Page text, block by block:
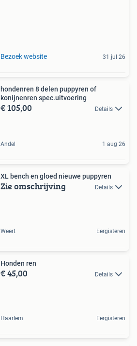
Bezoek website 31 jul 26
hondenren 8 delen puppyren of
konijnenren spec.uitvoering
€ 105,00 Details
Andel 1 aug 26
XL bench en gloed nieuwe puppyren
Zie omschrijving Details
Weert Eergisteren
Honden ren
€ 45,00 Details
Haarlem Eergisteren